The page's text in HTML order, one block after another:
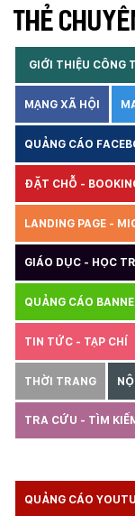
THẺ
GIỚI THIỆU CÔNG
MẠNG XÃ HỘI
QUẢNG CÁO
ĐẶT CHỖ -
LANDING PAGE -
GIÁO DỤC - HỌC
QUẢNG CÁO
TIN TỨC - TẠP CHÍ
THỜI TRANG
TRA CỨU - TÌM
QUẢNG CÁO